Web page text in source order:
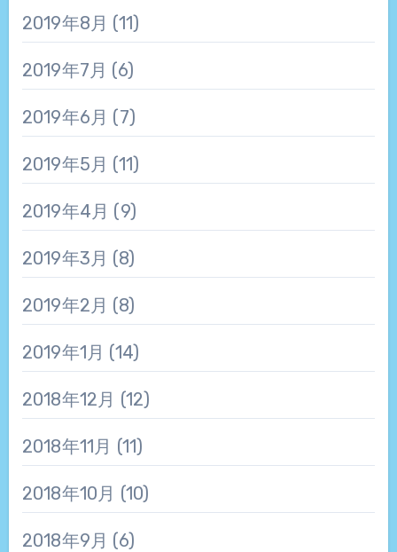
2019年8月 (11)
2019年7月 (6)
2019年6月 (7)
2019年5月 (11)
2019年4月 (9)
2019年3月 (8)
2019年2月 (8)
2019年1月 (14)
2018年12月 (12)
2018年11月 (11)
2018年10月 (10)
2018年9月 (6)